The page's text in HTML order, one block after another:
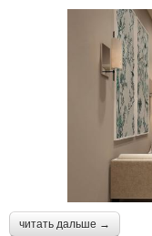
читать дальше →